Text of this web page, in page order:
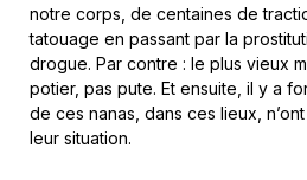
notre corps, de centaines de
tatouage en passant par la
drogue. Par contre : le plus vieux
potier, pas pute. Et ensuite, il y a
de ces nanas, dans ces lieux,
leur situation.